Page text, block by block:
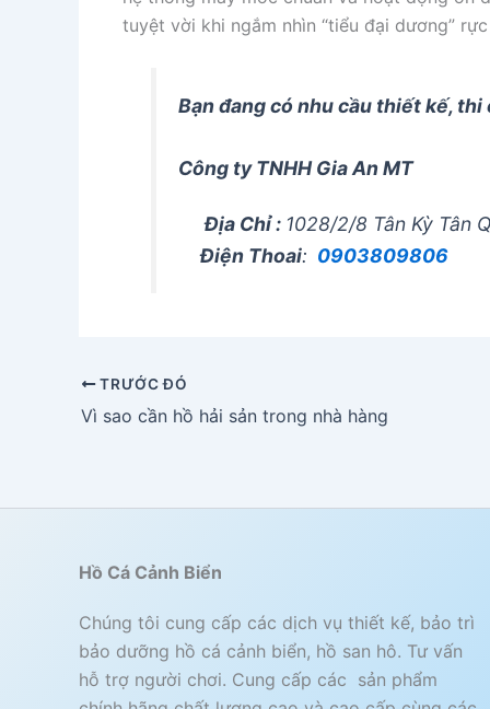
tuyệt vời khi ngắm nhìn “tiểu đại dương”
Bạn đang có nhu cầu thiết kế,
Công ty TNHH Gia An MT
Địa Chỉ : 1028/2/8 Tân Kỳ Tân
Điện Thoai: 0903809806
TRƯỚC ĐÓ
Vì sao cần hồ hải sản trong nhà hàng
Hồ Cá Cảnh Biển
Chúng tôi cung cấp các dịch vụ thiết kế, bảo trì
bảo dưỡng hồ cá cảnh biển, hồ san hô. Tư vấn
hỗ trợ người chơi. Cung cấp các sản phẩm